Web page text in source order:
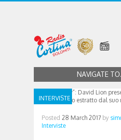
NAVIGATE
INTERVISTE
Posted 28 March 2017 by
Interviste